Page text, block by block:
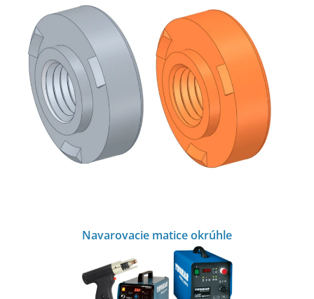
Navarovacie matice okrúhle